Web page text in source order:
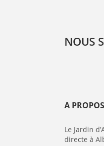
NOUS
A
Le Jardin
directe à